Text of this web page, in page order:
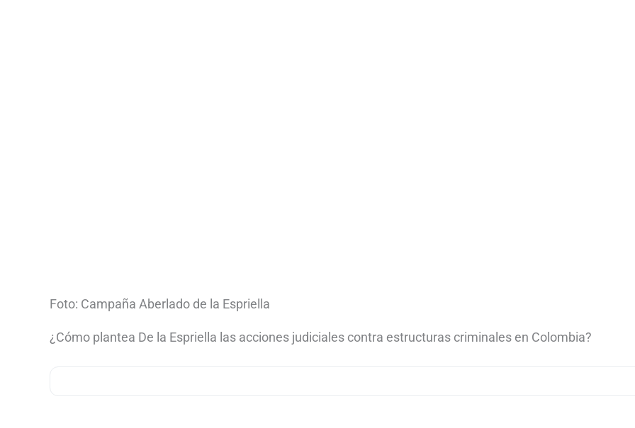
Foto: Campaña Aberlado de la Espriella
¿Cómo plantea De la Espriella las acciones judiciales contra estructuras criminales en Colombia?